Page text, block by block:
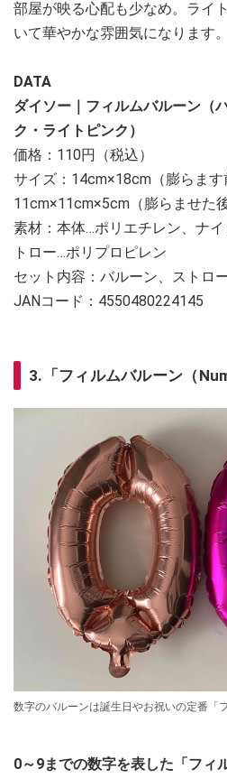
部屋が映る心配も少なめ。ライ
いて華やかな雰囲気になります。
DATA
ダイソー｜フィルムバルーン（
ク・ライトピンク）
価格：110円（税込）
サイズ：14cm×18cm（膨らます
11cm×11cm×5cm（膨らませた後
素材：本体…ポリエチレン、ナ
トロー…ポリプロピレン
セット内容：バルーン、ストロ
JANコード：4550480224145
3.「フィルムバルーン（
数字のバルーンは誕生日やお祝いの定番「
0～9までの数字を表した「フィ